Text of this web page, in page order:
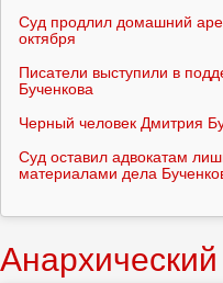
Суд продлил домашний
октября
Писатели выступили в
Бученкова
Черный человек Дмитрия
Суд оставил адвокатам
материалами дела